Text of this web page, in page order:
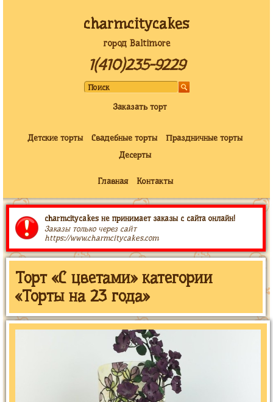
charmcitycakes
город Baltimore
1(410)235-9229
Заказать торт
Детские торты Свадебные торты
Праздничные торты
Десерты
Главная Контакты
charmcitycakes не принимает заказы с сайта онлайн!
Заказы только через сайт
https://www.charmcitycakes.com
Торт «С цветами» категории
«Торты на 23 года»